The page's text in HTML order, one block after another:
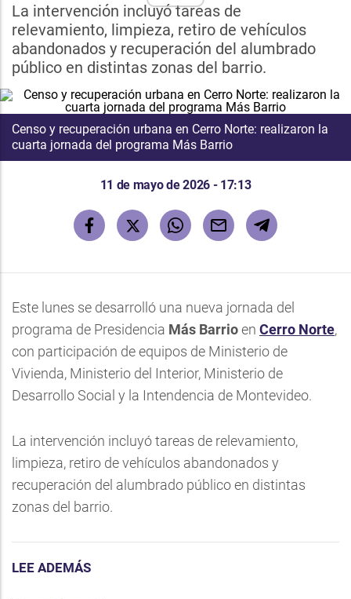
La intervención incluyó tareas de
relevamiento, limpieza, retiro de vehículos
abandonados y recuperación del alumbrado
público en distintas zonas del barrio.
Censo y recuperación urbana en Cerro Norte: realizaron la
cuarta jornada del programa Más Barrio
11 de mayo de 2026 - 17:13
Este lunes se desarrolló una nueva jornada del
programa de Presidencia Más Barrioen Cerro Norte,
con participación de equipos de Ministerio de
Vivienda, Ministerio del Interior, Ministerio de
Desarrollo Social y la Intendencia de Montevideo.
La intervención incluyó tareas de relevamiento,
limpieza, retiro de vehículos abandonados y
recuperación del alumbrado público en distintas
zonas del barrio.
LEE ADEMÁS